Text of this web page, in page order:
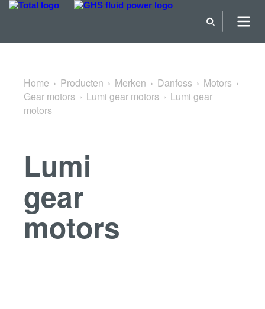
Terug naar Lumi gear motors
Home Producten Merken Danfoss
Motors
Gear motors
Lumi gear motors
Lumi gear
motors
Lumi
gear
motors